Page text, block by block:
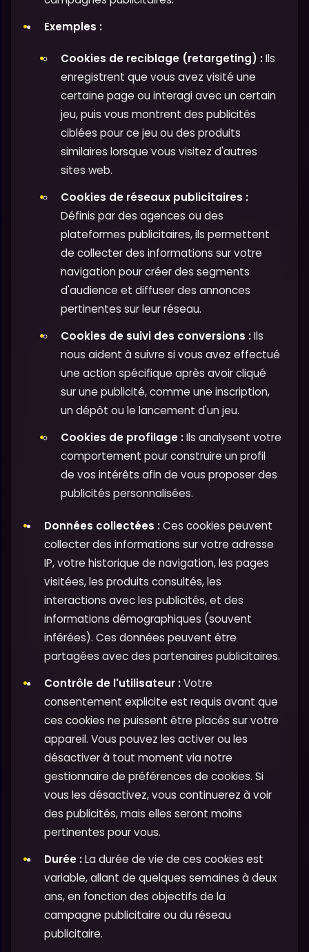
Exemples :
Cookies de reciblage (retargeting) :Ils
enregistrent que vous avez visité une
certaine page ou interagi avec un certain
jeu, puis vous montrent des publicités
ciblées pour ce jeu ou des produits
similaires lorsque vous visitez d'autres
sites web.
Cookies de réseaux publicitaires :
Définis par des agences ou des
plateformes publicitaires, ils permettent
de collecter des informations sur votre
navigation pour créer des segments
d'audience et diffuser des annonces
pertinentes sur leur réseau.
Cookies de suivi des conversions :Ils
nous aident à suivre si vous avez effectué
une action spécifique après avoir cliqué
sur une publicité, comme une inscription,
un dépôt ou le lancement d'un jeu.
Cookies de profilage :Ils analysent votre
comportement pour construire un profil
de vos intérêts afin de vous proposer des
publicités personnalisées.
Données collectées :Ces cookies peuvent
collecter des informations sur votre adresse
IP, votre historique de navigation, les pages
visitées, les produits consultés, les
interactions avec les publicités, et des
informations démographiques (souvent
inférées). Ces données peuvent être
partagées avec des partenaires publicitaires.
Contrôle de l'utilisateur :Votre
consentement explicite est requis avant que
ces cookies ne puissent être placés sur votre
appareil. Vous pouvez les activer ou les
désactiver à tout moment via notre
gestionnaire de préférences de cookies. Si
vous les désactivez, vous continuerez à voir
des publicités, mais elles seront moins
pertinentes pour vous.
Durée :La durée de vie de ces cookies est
variable, allant de quelques semaines à deux
ans, en fonction des objectifs de la
campagne publicitaire ou du réseau
publicitaire.